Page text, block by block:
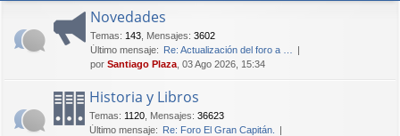
Novedades
Temas: 143 Mensajes: 3602
Último mensaje: Re: Actualización del foro a …
por Santiago Plaza , 03 Ago 2026, 15:34
Historia y Libros
Temas: 1120 Mensajes: 36623
Último mensaje: Re: Foro El Gran Capitán.